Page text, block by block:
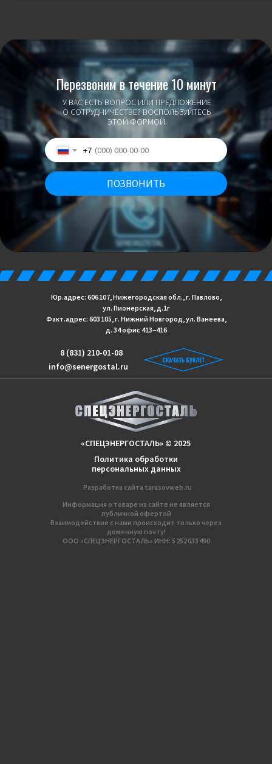
У ВАС ЕСТЬ ВОПРОС ИЛИ ПРЕДЛОЖЕНИЕ
О СОТРУДНИЧЕСТВЕ? ВОСПОЛЬЗУЙТЕСЬ
ЭТОЙ ФОРМОЙ.
Перезвоним в течение 10 минут
+7
ПОЗВОНИТЬ
Информация о товаре на сайте не является
публичной офертой
Взаимодействие с нами происходит только через
доменную почту!
ООО «СПЕЦЭНЕРГОСТАЛЬ» ИНН: 5 252 033 490
Разработка сайтa tarasovweb.ru
Политика обработки
персональных данных
«СПЕЦЭНЕРГОСТАЛЬ» © 2025
info@senergostal.ru
8 (831) 210-01-08
Юр.адрес: 606 107, Нижегородская обл., г. Павлово,
ул. Пионерская, д.1г
Факт.адрес: 603 105, г. Нижний Новгород, ул. Ванеева,
д. 34 офис 413−416